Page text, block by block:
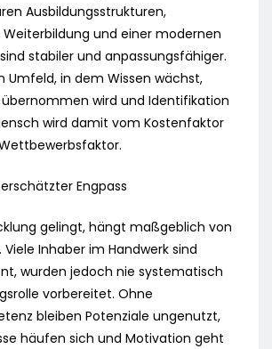
Ausbildungsstrukturen,
und einer modernen
stabiler und anpassungsfähiger.
Umfeld, in dem Wissen wächst,
wird und Identifikation
wird damit vom Kostenfaktor
Engpass
gelingt, hängt maßgeblich von
Inhaber im Handwerk sind
wurden jedoch nie systematisch
vorbereitet. Ohne
bleiben Potenziale ungenutzt,
häufen sich und Motivation geht